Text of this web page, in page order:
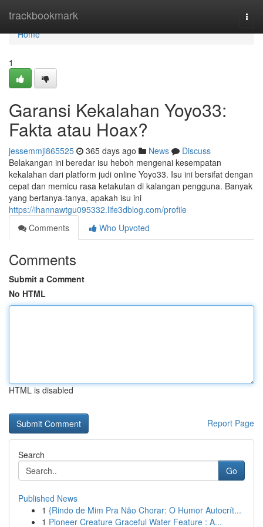
trackbookmark
Home
Home
1
Garansi Kekalahan Yoyo33:
Fakta atau Hoax?
jessemmjl865525 365 days ago News
Discuss
Belakangan ini beredar isu heboh mengenai kesempatan
kekalahan dari platform judi online Yoyo33. Isu ini bersifat dengan
cepat dan memicu rasa ketakutan di kalangan pengguna. Banyak
yang bertanya-tanya, apakah isu ini
https://ihannawtgu095332.life3dblog.com/profile
Comments
Who Upvoted
Comments
Submit a Comment
No HTML
HTML is disabled
Report Page
Search
Go
Published News
1 {Rindo de Mim Pra Não Chorar: O Humor Autocrít...
1 Pioneer Creature Graceful Water Feature : A...